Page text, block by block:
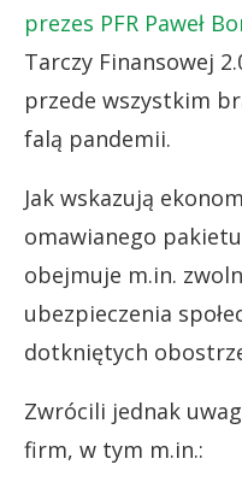
prezes PFR Paweł
Tarczy Finansowej
przede wszystkim
falą pandemii.
Jak wskazują
omawianego
obejmuje m.in.
ubezpieczenia
dotkniętych
Zwrócili jednak
firm, w tym m.in.: